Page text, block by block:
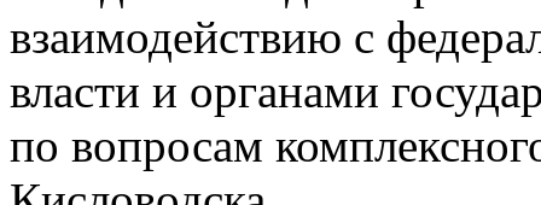
взаимодействию с
власти и органами
по вопросам